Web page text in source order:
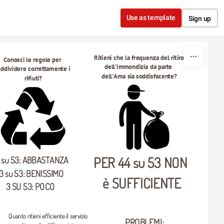
Use as template Sign up
Ritieni che la frequenza del ritiro
dell'immondizia da parte
dell'Ama sia soddisfacente?
Conosci le regole per
correttamente i
rifiuti?
PER 44 su 53 NON
è SUFFICIENTE
53: ABBASTANZA
su 53: BENISSIMO
3 SU 53: POCO
Quanto ritieni efficiente il servizio